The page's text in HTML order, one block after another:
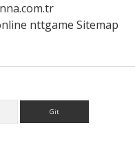
nttgame Sitemap